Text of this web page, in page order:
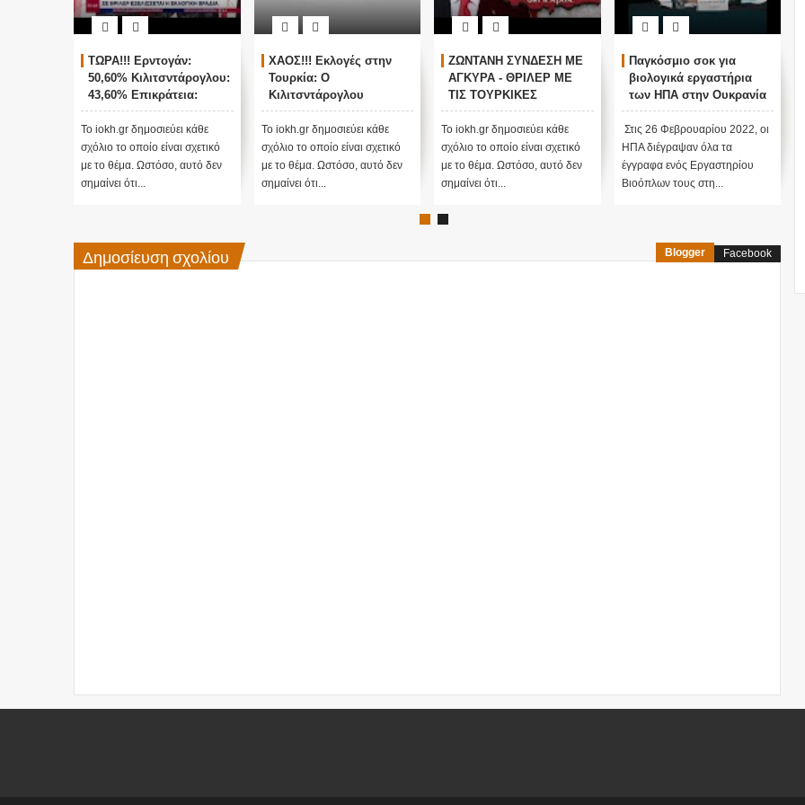
ΤΩΡΑ!!! Ερντογάν:
50,60% Κιλιτσντάρογλου:
43,60% Επικράτεια:
78,2%
Το iokh.gr δημοσιεύει κάθε
σχόλιο το οποίο είναι σχετικό
με το θέμα. Ωστόσο, αυτό δεν
σημαίνει ότι...
ΧΑΟΣ!!! Εκλογές στην
Τουρκία: Ο
Κιλιτσντάρογλου
αμφισβητεί τα
αποτελέσματα θα γίνουν
ενστάσεις...
Το iokh.gr δημοσιεύει κάθε
σχόλιο το οποίο είναι σχετικό
με το θέμα. Ωστόσο, αυτό δεν
σημαίνει ότι...
ΖΩΝΤΑΝΗ ΣΥΝΔΕΣΗ ΜΕ
ΑΓΚΥΡΑ - ΘΡΙΛΕΡ ΜΕ
ΤΙΣ ΤΟΥΡΚΙΚΕΣ
ΕΚΛΟΓΕΣ !
Το iokh.gr δημοσιεύει κάθε
σχόλιο το οποίο είναι σχετικό
με το θέμα. Ωστόσο, αυτό δεν
σημαίνει ότι...
Παγκόσμιο σοκ για
βιολογικά εργαστήρια
των ΗΠΑ στην Ουκρανία
Στις 26 Φεβρουαρίου 2022, οι
ΗΠΑ διέγραψαν όλα τα
έγγραφα ενός Εργαστηρίου
Βιοόπλων τους στη...
Δημοσίευση σχολίου Blogger Facebook